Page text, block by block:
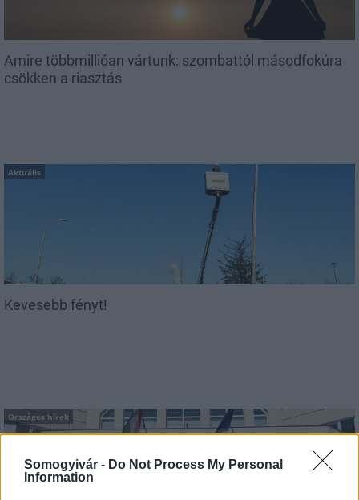
Somogyivár - Do Not Process My Personal
Information
Amire többmillióan vártunk: szombattól másodfokúra
csökken a riasztás
Aktuális
Kevesebb fényt!
Országos hírek